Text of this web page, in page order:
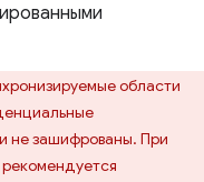
области
не зашифрованы. При